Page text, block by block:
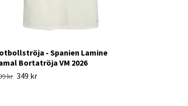
- Spanien Lamine
Bortatröja VM 2026
kr 349 kr